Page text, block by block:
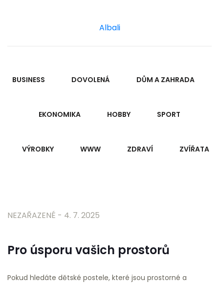
Albali
BUSINESS DOVOLENÁ DŮM A ZAHRADA
EKONOMIKA HOBBY SPORT
VÝROBKY WWW ZDRAVÍ ZVÍŘATA
NEZAŘAZENÉ - 4. 7. 2025
Pro úsporu vašich prostorů
Pokud hledáte dětské postele, které jsou prostorné a